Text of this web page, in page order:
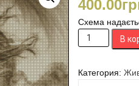
400.00
Схема
Количество
товара
для
В
Категория: